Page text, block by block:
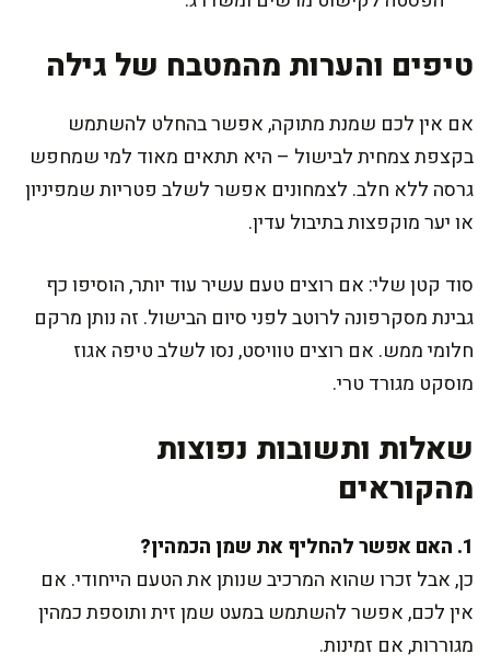
טיפים והערות מהמטבח של גילה
אם אין לכם שמנת מתוקה, אפשר בהחלט להשתמש
בקצפת צמחית לבישול – היא תתאים מאוד למי שמחפש
גרסה ללא חלב. לצמחונים אפשר לשלב פטריות שמפיניון
או יער מוקפצות בתיבול עדין.
סוד קטן שלי: אם רוצים טעם עשיר עוד יותר, הוסיפו כף
גבינת מסקרפונה לרוטב לפני סיום הבישול. זה נותן מרקם
חלומי ממש. אם רוצים טוויסט, נסו לשלב טיפה אגוז
מוסקט מגורד טרי.
שאלות ותשובות נפוצות
מהקוראים
1. האם אפשר להחליף את שמן הכמהין?
כן, אבל זכרו שהוא המרכיב שנותן את הטעם הייחודי. אם
אין לכם, אפשר להשתמש במעט שמן זית ותוספת כמהין
מגוררות, אם זמינות.